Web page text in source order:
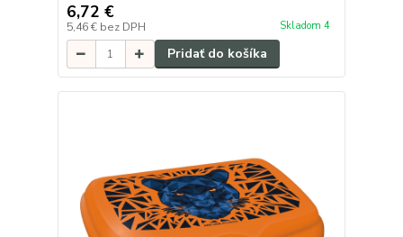
6,72 €
5,46 € bez DPH Skladom 4
Pridať do košíka